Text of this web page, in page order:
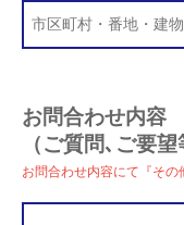
お問合わせ内容
（ご質問､ご要望
お問合わせ内容にて『その